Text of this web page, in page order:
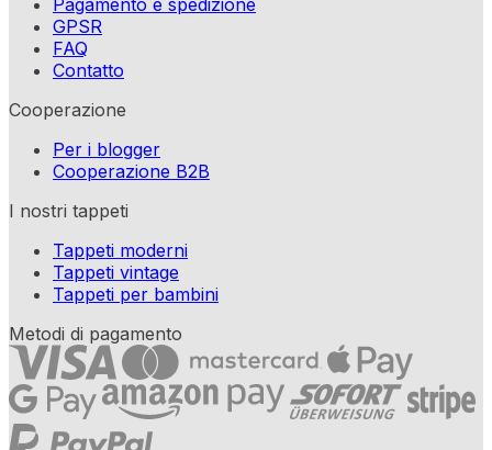
GPSR
FAQ
Contatto
Cooperazione
Per i blogger
Cooperazione B2B
I nostri tappeti
Tappeti moderni
Tappeti vintage
Tappeti per bambini
Metodi di pagamento